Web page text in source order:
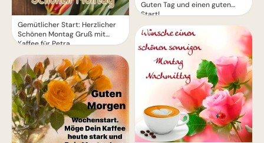
Gemütlicher Start: Herzlicher
Schönen Montag Gruß mit
Kaffee für Petra
Guten Tag und einen guten
Start!